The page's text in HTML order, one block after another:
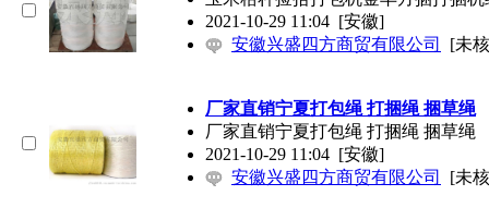
2021-10-29 11:04 [安徽]
安徽兴盛四方商贸有限公司
[未
厂家直销宁夏打包绳 打捆绳 捆草绳
厂家直销宁夏打包绳 打捆绳 捆草绳
2021-10-29 11:04 [安徽]
安徽兴盛四方商贸有限公司
[未